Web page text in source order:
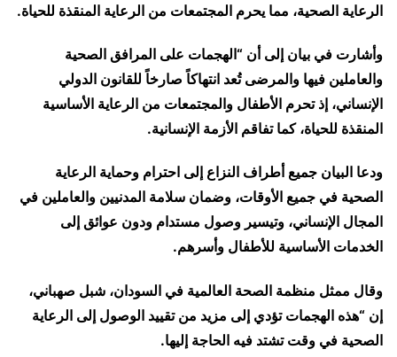
الرعاية الصحية، مما يحرم المجتمعات من الرعاية المنقذة للحياة.
وأشارت في بيان إلى أن “الهجمات على المرافق الصحية
والعاملين فيها والمرضى تُعد انتهاكاً صارخاً للقانون الدولي
الإنساني، إذ تحرم الأطفال والمجتمعات من الرعاية الأساسية
المنقذة للحياة، كما تفاقم الأزمة الإنسانية.
ودعا البيان جميع أطراف النزاع إلى احترام وحماية الرعاية
الصحية في جميع الأوقات، وضمان سلامة المدنيين والعاملين في
المجال الإنساني، وتيسير وصول مستدام ودون عوائق إلى
الخدمات الأساسية للأطفال وأسرهم.
وقال ممثل منظمة الصحة العالمية في السودان، شبل صهباني،
إن “هذه الهجمات تؤدي إلى مزيد من تقييد الوصول إلى الرعاية
الصحية في وقت تشتد فيه الحاجة إليها.